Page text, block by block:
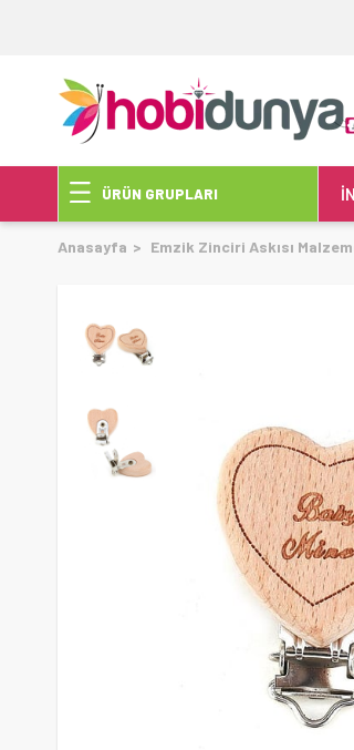
ÜRÜN GRUPLARI
Anasayfa Emzik Zinciri Askısı